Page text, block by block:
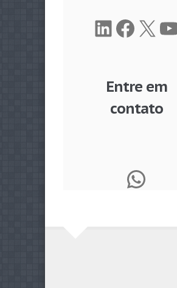
LinkedIn
X
Entre em
contato